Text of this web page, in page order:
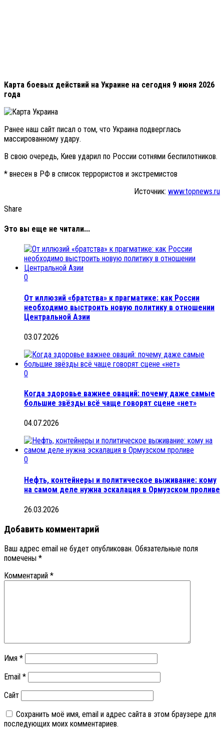
Карта боевых действий на Украине на сегодня 9 июня 2026
года
Ранее наш сайт писал о том, что Украина подверглась
массированному удару.
В свою очередь, Киев ударил по России сотнями беспилотников.
* внесен в РФ в список террористов и экстремистов
Источник: www.topnews.ru
Share
Это вы еще не читали...
0
От иллюзий «братства» к прагматике: как России
необходимо выстроить новую политику в отношении
Центральной Азии
03.07.2026
0
Когда здоровье важнее оваций: почему даже самые
большие звёзды всё чаще говорят сцене «нет»
04.07.2026
0
Нефть, контейнеры и политическое выживание: кому
на самом деле нужна эскалация в Ормузском проливе
26.03.2026
Добавить комментарий
Ваш адрес email не будет опубликован. Обязательные поля
помечены *
Комментарий *
Имя *
Email *
Сайт
Сохранить моё имя, email и адрес сайта в этом браузере для
последующих моих комментариев.